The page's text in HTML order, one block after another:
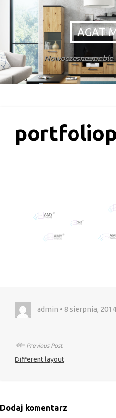
AGAT
Nowoczesne
admin • 8 sierpnia, 2014
↞Previous Post
Different layout
Dodaj komentarz